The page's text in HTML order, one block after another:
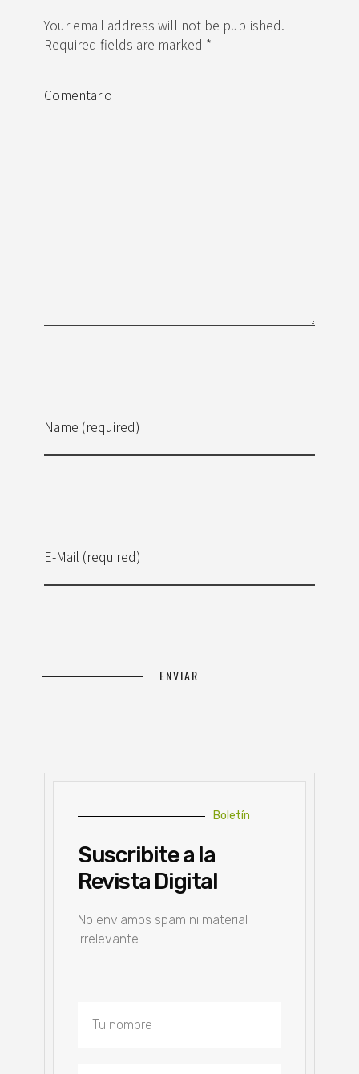
Your email address will not be published.
Required fields are marked *
Name (required)
E-Mail (required)
Comentario
Boletín
Suscribite a la
Revista Digital
No enviamos spam ni material
irrelevante.